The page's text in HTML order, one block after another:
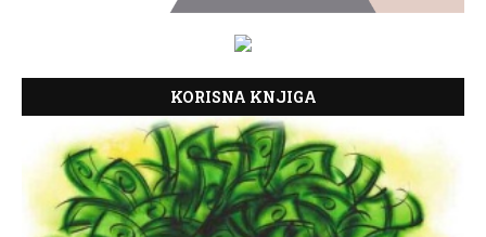
KORISNA KNJIGA